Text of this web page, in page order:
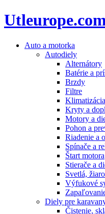
Auto a motorka
Autodiely
Alternátory
Batérie a
Brzdy
Filtre
Kryty a
Motory a
Pohon a
Riadenie a
Spínače a
Štart motora
Stierače a
Svetlá,
Výfukové
Diely pre
Čistenie,